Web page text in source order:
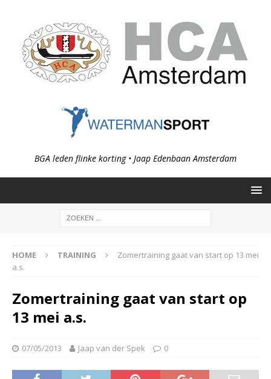
BGA leden flinke korting • Jaap Edenbaan Amsterdam
HOME TRAINING
Zomertraining gaat van start op 13 mei
a.s.
Zomertraining gaat van start op
13 mei a.s.
07/05/2013 Jaap van der Spek 0